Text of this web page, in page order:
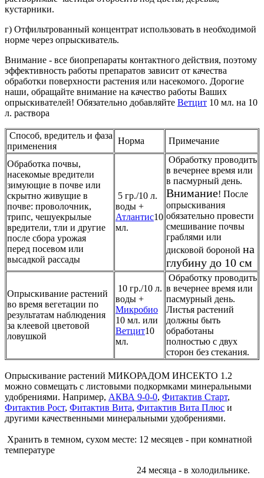
кустарники.
г) Отфильтрованный концентрат использовать в необходимой
норме через опрыскиватель.
Внимание - все биопрепараты контактного действия, поэтому
эффективность работы препаратов зависит от качества
обработки поверхности растения или насекомого. Дорогие
наши, обращайте внимание на качество работы Ваших
опрыскивателей! Обязательно добавляйте Ветцит 10 мл. на 10
л. раствора
Способ, вредитель и фаза
применения
Норма Примечание
Обработка почвы,
насекомые вредители
зимующие в почве или
скрытно живущие в
почве: проволочник,
трипс, чешуекрылые
вредители, тли и другие
после сбора урожая
перед посевом или
высадкой рассады
5 гр./10 л.
воды +
Атлантис10
мл.
Обработку проводить
в вечернее время или
в пасмурный день.
Внимание! После
опрыскивания
обязательно провести
смешивание почвы
граблями или
дисковой бороной на
глубину до 10 см
Опрыскивание растений
во время вегетации по
результатам наблюдения
за клеевой цветовой
ловушкой
10 гр./10 л.
воды +
Микробио
10 мл. или
Ветцит10
мл.
Обработку проводить
в вечернее время или
пасмурный день.
Листья растений
должны быть
обработаны
полностью с двух
сторон без стекания.
Опрыскивание растений МИКОРАДОМ ИНСЕКТО 1.2
можно совмещать с листовыми подкормками минеральными
удобрениями. Например, АКВА 9-0-0, Фитактив Старт,
Фитактив Рост, Фитактив Вита, Фитактив Вита Плюс и
другими качественными минеральными удобрениями.
Хранить в темном, сухом месте: 12 месяцев - при комнатной
температуре
24 месяца - в холодильнике.